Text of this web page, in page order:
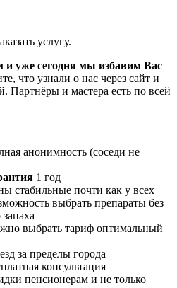
услугу.
и уже сегодня мы избавим Вас
что узнали о нас через сайт и
Партнёры и мастера есть по всей
анонимность (соседи не
1 год
стабильные почти как у всех
выбрать препараты без
выбрать тариф оптимальный
за пределы города
консультация
пенсионерам и не только